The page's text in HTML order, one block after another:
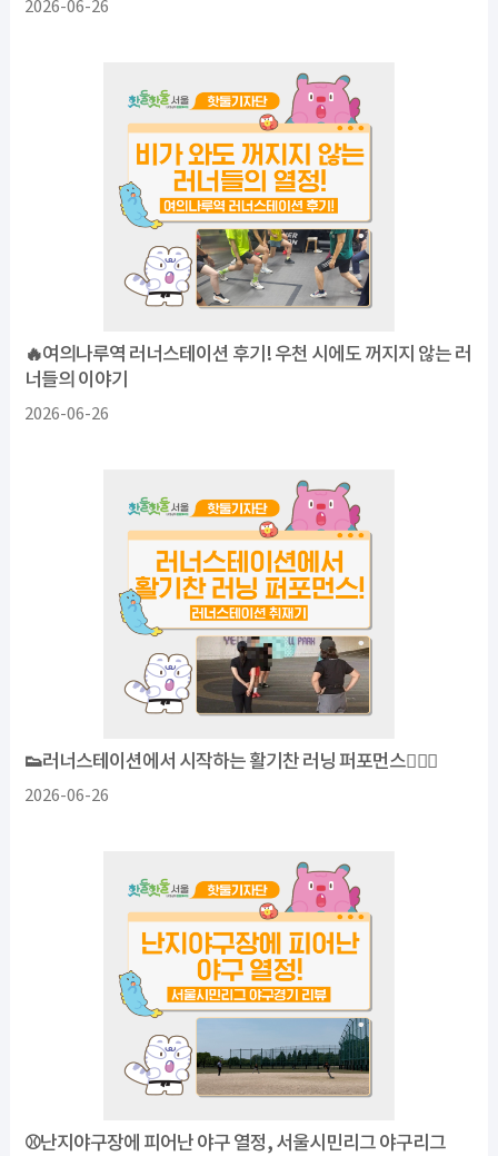
2026-06-26
🔥여의나루역 러너스테이션 후기! 우천 시에도 꺼지지 않는 러
너들의 이야기
2026-06-26
👟러너스테이션에서 시작하는 활기찬 러닝 퍼포먼스🏃‍♂️✨
2026-06-26
⚾️난지야구장에 피어난 야구 열정, 서울시민리그 야구리그